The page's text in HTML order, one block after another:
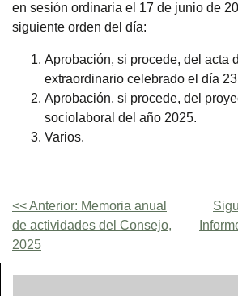
en sesión ordinaria el 17 de junio de
siguiente orden del día:
Aprobación, si procede, del acta
extraordinario celebrado el día
Aprobación, si procede, del
sociolaboral del año 2025.
Varios.
Anterior: Memoria anual
de actividades del Consejo,
2025